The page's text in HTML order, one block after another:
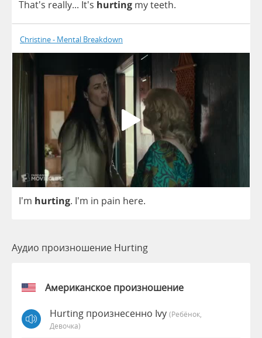
That's really... It's hurting myteeth.
Christine - Mental Breakdown
I'm hurting. I'm in pain here.
Аудио произношение Hurting
Американское произношение
Hurting произнесенно Ivy (Ребёнок,
Девочка)